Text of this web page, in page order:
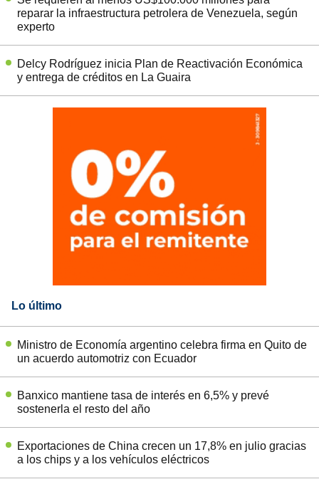
reparar la infraestructura petrolera de Venezuela, según
experto
Delcy Rodríguez inicia Plan de Reactivación Económica
y entrega de créditos en La Guaira
Lo último
Ministro de Economía argentino celebra firma en Quito de
un acuerdo automotriz con Ecuador
Banxico mantiene tasa de interés en 6,5% y prevé
sostenerla el resto del año
Exportaciones de China crecen un 17,8% en julio gracias
a los chips y a los vehículos eléctricos